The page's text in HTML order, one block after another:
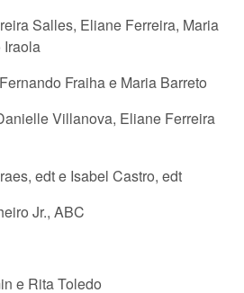
Salles, Eliane Ferreira, Maria
Iraola
Fraiha e Maria Barreto
Villanova, Eliane Ferreira
edt e Isabel Castro, edt
Jr., ABC
e Rita Toledo